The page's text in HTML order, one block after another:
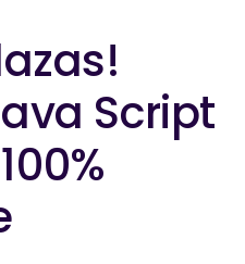
Script